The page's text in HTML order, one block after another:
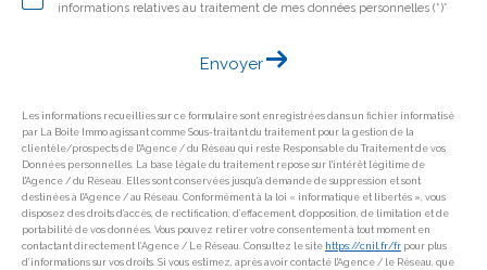
informations relatives au traitement de mes données personnelles (*)*
Envoyer
Les informations recueillies sur ce formulaire sont enregistrées dans un fichier informatisé
par La Boite Immo agissant comme Sous-traitant du traitement pour la gestion de la
clientèle/prospects de l'Agence / du Réseau qui reste Responsable du Traitement de vos
Données personnelles. La base légale du traitement repose sur l'intérêt légitime de
l'Agence / du Réseau. Elles sont conservées jusqu'à demande de suppression et sont
destinées à l'Agence / au Réseau. Conformément à la loi « informatique et libertés », vous
disposez des droits d’accès, de rectification, d’effacement, d’opposition, de limitation et de
portabilité de vos données. Vous pouvez retirer votre consentement à tout moment en
contactant directement l’Agence / Le Réseau. Consultez le site https://cnil.fr/fr pour plus
d’informations sur vos droits. Si vous estimez, après avoir contacté l'Agence / le Réseau, que